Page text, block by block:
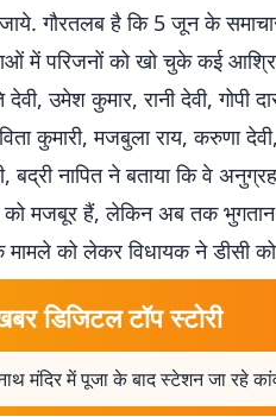
जाये. गौरतलब है कि 5 जून के
में परिजनों को खो चुके कई
उमेश कुमार, रानी देवी, गोपी
कुमारी, मजबुला राय, करुणा
बद्री नापित ने बताया कि वे
मजबूर हैं, लेकिन अब तक
को लेकर विधायक ने डीसी
डिजिटल टॉप स्टोरी
मंदिर में पूजा के बाद स्टेशन जा रहे